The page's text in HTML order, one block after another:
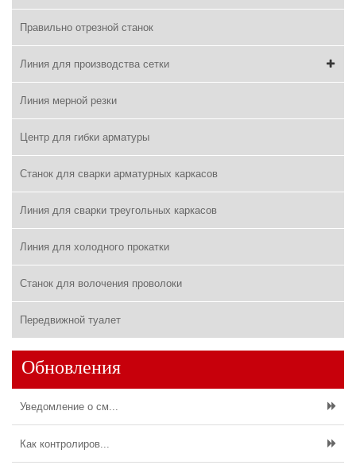
Правильно отрезной станок
Линия для производства сетки
Линия мерной резки
Центр для гибки арматуры
Станок для сварки арматурных каркасов
Линия для сварки треугольных каркасов
Линия для холодного прокатки
Станок для волочения проволоки
Передвижной туалет
Обновления
Уведомление о см...
Как контролиров...